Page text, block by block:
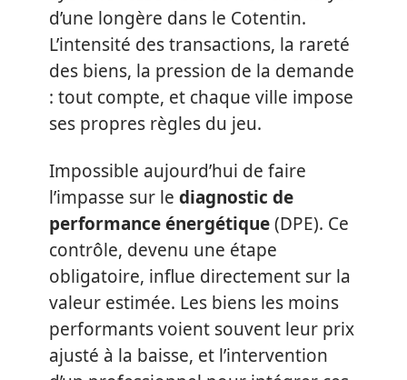
d’une longère dans le Cotentin.
L’intensité des transactions, la rareté
des biens, la pression de la demande
: tout compte, et chaque ville impose
ses propres règles du jeu.
Impossible aujourd’hui de faire
l’impasse sur le diagnostic de
performance énergétique(DPE). Ce
contrôle, devenu une étape
obligatoire, influe directement sur la
valeur estimée. Les biens les moins
performants voient souvent leur prix
ajusté à la baisse, et l’intervention